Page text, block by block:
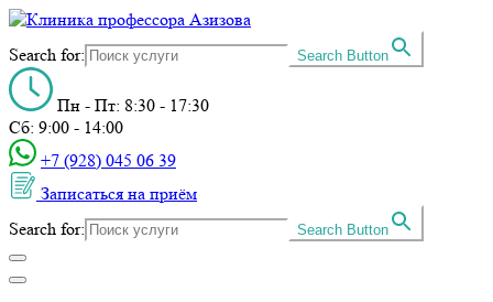
Search for: Search Button
Пн - Пт: 8:30 - 17:30
Сб: 9:00 - 14:00
+7 (928) 045 06 39‬
Записаться на приём
Search for:
Search Button